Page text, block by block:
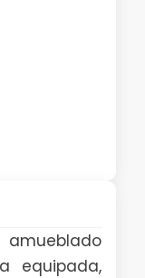
equipada,